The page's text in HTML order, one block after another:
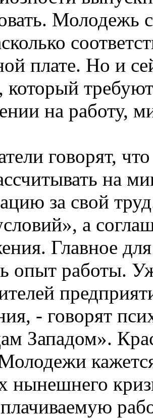
Молодежь
плате. Но и
который
на работу,
говорят,
на
за свой
а
Главное
опыт работы.
- говорят
Западом».
нынешнего